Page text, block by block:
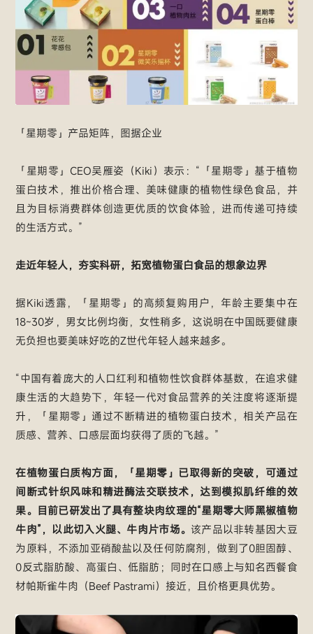
「星期零」产品矩阵，图据企业
「星期零」CEO吴雁姿（Kiki）表示：“「星期零」基于植物
蛋白技术，推出价格合理、美味健康的植物性绿色食品，并
且为目标消费群体创造更优质的饮食体验，进而传递可持续
的生活方式。”
走近年轻人，夯实科研，拓宽植物蛋白食品的想象边界
据Kiki透露，「星期零」的高频复购用户，年龄主要集中在
18~30岁，男女比例均衡，女性稍多，这说明在中国既要健康
无负担也要美味好吃的Z世代年轻人越来越多。
“中国有着庞大的人口红利和植物性饮食群体基数，在追求健
康生活的大趋势下，年轻一代对食品营养的关注度将逐渐提
升，「星期零」通过不断精进的植物蛋白技术，相关产品在
质感、营养、口感层面均获得了质的飞越。”
在植物蛋白质构方面，「星期零」已取得新的突破，可通过
间断式针织风味和精进酶法交联技术，达到模拟肌纤维的效
果。目前已研发出了具有整块肉纹理的“星期零大师黑椒植物
牛肉”，以此切入火腿、牛肉片市场。 该产品以非转基因大豆
为原料，不添加亚硝酸盐以及任何防腐剂，做到了0胆固醇、
0反式脂肪酸、高蛋白、低脂肪；同时在口感上与知名西餐食
材帕斯雀牛肉（Beef Pastrami）接近，且价格更具优势。